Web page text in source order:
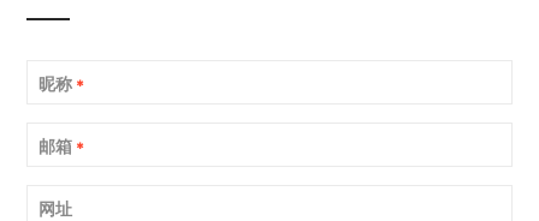
昵称 *
邮箱 *
网址